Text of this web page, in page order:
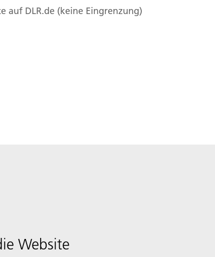
auf DLR.de (keine Eingrenzung)
Website